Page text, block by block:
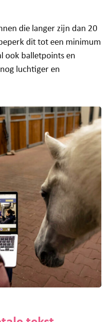
die langer zijn dan 20
dit tot een minimum
ook balletpoints en
luchtiger en